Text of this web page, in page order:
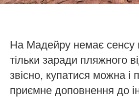
На Мадейру немає сенсу
тільки заради пляжного
звісно, купатися можна і
приємне доповнення до